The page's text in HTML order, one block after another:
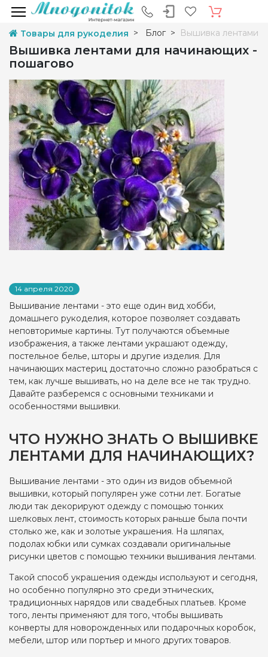
Товары для рукоделия Блог Вышивка лентами
Вышивка лентами для начинающих -
пошагово
14 апреля 2020
Вышивание лентами - это еще один вид хобби,
домашнего рукоделия, которое позволяет создавать
неповторимые картины. Тут получаются объемные
изображения, а также лентами украшают одежду,
постельное белье, шторы и другие изделия. Для
начинающих мастериц достаточно сложно разобраться с
тем, как лучше вышивать, но на деле все не так трудно.
Давайте разберемся с основными техниками и
особенностями вышивки.
ЧТО НУЖНО ЗНАТЬ О ВЫШИВКЕ
ЛЕНТАМИ ДЛЯ НАЧИНАЮЩИХ?
Вышивание лентами - это один из видов объемной
вышивки, который популярен уже сотни лет. Богатые
люди так декорируют одежду с помощью тонких
шелковых лент, стоимость которых раньше была почти
столько же, как и золотые украшения. На шляпах,
подолах юбки или сумках создавали оригинальные
рисунки цветов с помощью техники вышивания лентами.
Такой способ украшения одежды используют и сегодня,
но особенно популярно это среди этнических,
традиционных нарядов или свадебных платьев. Кроме
того, ленты применяют для того, чтобы вышивать
конверты для новорожденных или подарочных коробок,
мебели, штор или портьер и много других товаров.